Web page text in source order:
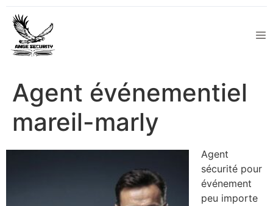
Agent événementiel
mareil-marly
Agent
sécurité pour
événement
peu importe